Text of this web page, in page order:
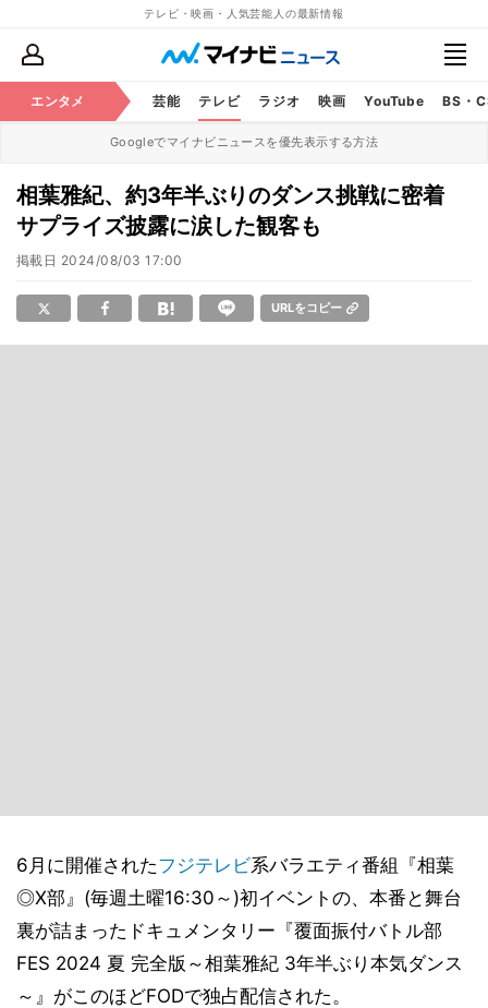
テレビ・映画・人気芸能人の最新情報
エンタメ 芸能 テレビ ラジオ 映画 YouTube BS・
Googleでマイナビニュースを優先表示する方法
相葉雅紀、約3年半ぶりのダンス挑戦に密着
サプライズ披露に涙した観客も
掲載日 2024/08/03 17:00
URLをコピー
6月に開催されたフジテレビ系バラエティ番組『相葉
◎X部』(毎週土曜16:30～)初イベントの、本番と舞台
裏が詰まったドキュメンタリー『覆面振付バトル部
FES 2024 夏 完全版～相葉雅紀 3年半ぶり本気ダンス
～』がこのほどFODで独占配信された。